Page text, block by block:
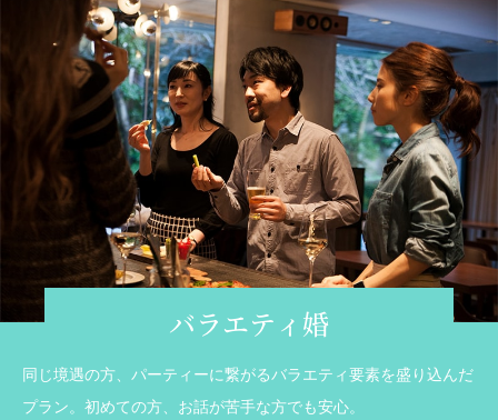
バラエティ婚
同じ境遇の方、パーティーに繋がるバラエティ要素を盛り込んだ
プラン。初めての方、お話が苦手な方でも安心。